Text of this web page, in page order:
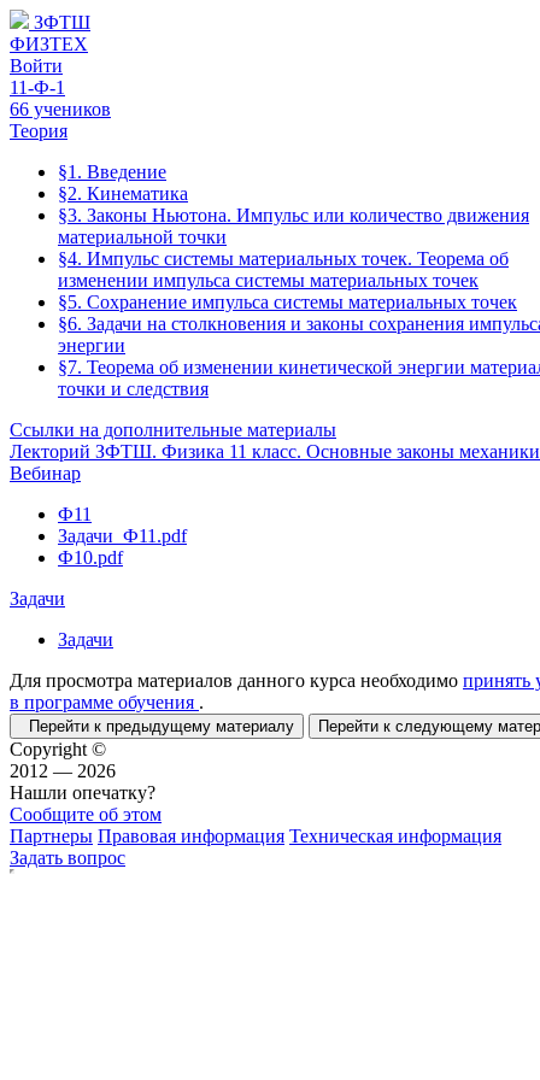
ЗФТШ
ФИЗТЕХ
Войти
11-Ф-1
66 учеников
Теория
§1. Введение
§2. Кинематика
§3. Законы Ньютона. Импульс или количество движения
материальной точки
§4. Импульс системы материальных точек. Теорема об
изменении импульса системы материальных точек
§5. Сохранение импульса системы материальных точек
§6. Задачи на столкновения и законы сохранения
энергии
§7. Теорема об изменении кинетической энергии
точки и следствия
Ссылки на дополнительные материалы
Лекторий ЗФТШ. Физика 11 класс. Основные законы механики
Вебинар
Ф11
Задачи_Ф11.pdf
Ф10.pdf
Задачи
Задачи
Для просмотра материалов данного курса необходимо принять
в программе обучения .
Перейти к предыдущему материалу Перейти к следующему
Copyright ©
2012 — 2026
Нашли опечатку?
Сообщите об этом
Партнеры Правовая информация Техническая информация
Задать вопрос